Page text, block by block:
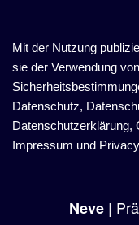
Mit der Nutzung
sie der Verwendung
Datenschutz,
Datenschutzerklärung,
Impressum und
Neve|